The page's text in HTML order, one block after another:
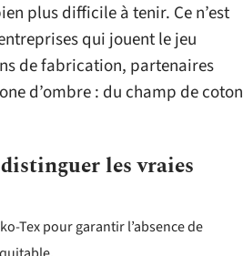
plus difficile à tenir. Ce n’est
qui jouent le jeu
de fabrication, partenaires
d’ombre : du champ de coton
les vraies
Tex pour garantir l’absence de